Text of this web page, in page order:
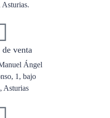
Asturias.
venta
Ángel
1, bajo
Asturias